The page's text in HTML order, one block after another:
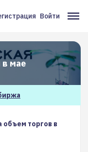
Войти
мае
объем торгов в